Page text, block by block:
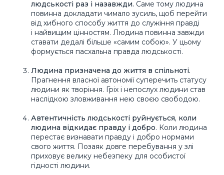
людськості раз і назавжди. Саме тому людина
повинна докладати чимало зусиль, щоб перейти
від хибного способу життя до служіння правді
і найвищим цінностям. Людина повинна завжди
ставати дедалі більше «самим собою». У цьому
формується пасхальна правда людськості.
Людина призначена до життя в спільноті.
Прагнення власної автономії суперечить статусу
людини як творіння. Гріх і непослух людини став
наслідкою зловживання нею своєю свободою.
Автентичність людськості руйнується, коли
людина відкидає правду і добро. Коли людина
перестає визнавати правду і добро нормами
свого життя. Позаяк довге перебування у злі
приховує велику небезпеку для особистої
гідності людини.